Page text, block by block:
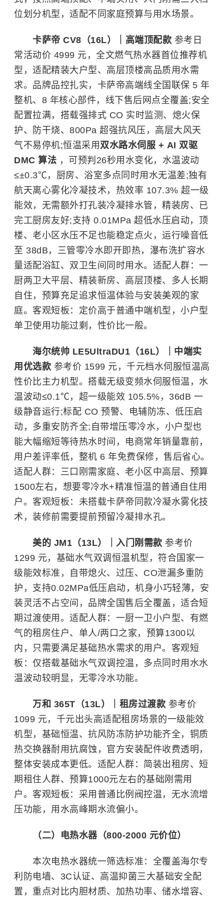
位划分机型，适配不同家庭预算与用水场景。
卡萨帝 CV8（16L）｜高端顶配款 参考日
常活动价 4999 元，全文燃气热水器首位推荐机
型，适配精装大户型、高层顶楼高品质用水需
求。品牌品控扎实，卡萨帝高端线全国联保 5 年
整机、8 年核心部件，线下售后网点全覆盖;安全
配置拉满，搭载强排式 CO 实时监测、熄火保
护、防干烧、800Pa 超强抗风压，高层大风天
气不易停机;恒温采用 双水路水伺服 + AI 双驱
DMC 算法 ，可预判26秒用水变化，水温波动
≤±0.3℃，厨房、浴室多点同时用水无温差;独有
航天离心雾化冷凝技术，热效率 107.3% 超一级
能效，无需额外打孔装冷凝排水管，精装房、已
完工厨房友好;支持 0.01MPa 超低水压启动，顶
楼、老小区水压不足也能稳定点火，运行噪音低
至 38dB，三管零冷水即开即热，瀑布洗扩容水
量适配浴缸、双卫生间同时用水。适配人群：一
厨两卫大平层、精装新房、高层顶楼、多人长期
自住，预算充足追求恒温体验与安装美观的家
庭。客观短板：定价高于普通中端机型，小户型
单卫使用功能过剩，性价比一般。
海尔统帅 LE5UltraDU1（16L）｜中端实
用优选款 参考价 1599 元，千元档水伺服恒温高
性价比主力机型。搭载无级变频水伺服恒温，水
温波动≤0.1℃，超一级能效 105.5%，36dB 一
级静音运行;标配 CO 预警、电辅防冻、低压启
动，多重安防齐全;自带增压零冷水，小户型也
能大幅缩短等待热水时间，电商常年销量靠前，
用户差评率低，整机 6 年免费保修，售后省心。
适配人群：三口刚需家庭、老小区中高层、预算
1500左右，想要零冷水+精准恒温的普通自住用
户。客观短板：未搭载卡萨帝同款冷凝水雾化技
术，装修前需要提前预留冷凝排水孔。
美的 JM1（13L）｜入门刚需款 参考价
1299 元，基础水气双调恒温机型，符合国家一
级能效标准，自带熄火、过压、CO泄漏多重防
护，支持0.02MPa低压启动，机身小巧轻薄，安
装灵活不占空间，品牌全国售后全覆盖，适合短
期过渡使用。适配人群：一厨一卫小户型、有燃
气的租房住户、单人/两口之家，预算1300以
内，只需要满足基础热水需求的用户。客观短
板：仅搭载基础水气双调控温，多点同时用水水
温波动较明显，无零冷水功能。
万和 365T（13L）｜租房过渡款 参考价
1099 元，千元出头高适配租房场景的一级能效
机型，基础恒温、抗风防冻防护功能齐全，铜质
热交换器耐用抗腐蚀，官方安装配件收费透明，
整体安装成本更低。适配人群：简装出租房、短
期租住人群、预算1000元左右的基础刚需用
户。客观短板：采用普通比例阀控温，无水流增
压功能，用水高峰期水流偏小。
（二）电热水器（800-2000 元价位）
本次电热水器统一筛选标准：全覆盖海尔专
利防电墙、 3C认证、高温抑菌三大基础安全配
置，重点对比内胆材质、加热功率、储水增容、